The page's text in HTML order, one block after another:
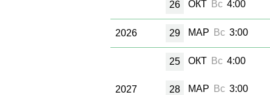
26 ОКТ Вс 4:00
2026 29 МАР Вс 3:00
25 ОКТ Вс 4:00
2027 28 МАР Вс 3:00